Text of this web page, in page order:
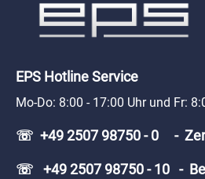
EPS Hotline Service
Mo-Do: 8:00 - 17:00 Uhr und Fr:
☏ +49 2507 98750 - 0 -
☏ +49 2507 98750 - 10 -